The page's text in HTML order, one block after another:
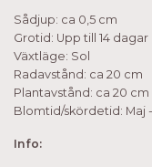
Sådjup: ca 0,5 cm
Grotid: Upp till 14 dagar
Växtläge: Sol
Radavstånd: ca 20 cm
Plantavstånd: ca 20 cm
Blomtid/skördetid: Maj
Info: